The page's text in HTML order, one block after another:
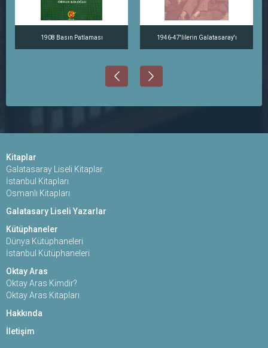
1908 Basın Patlaması 1946-47'lilerin Galatasaray'ı
Kitaplar
Galatasaray Liseli Kitaplar
İstanbul Kitapları
Osmanlı Kitapları
Galatasary Liseli Yazarlar
Kütüphaneler
Dünya Kütüphaneleri
İstanbul Kütüphaneleri
Oktay Aras
Oktay Aras Kimdir?
Oktay Aras Kitapları
Hakkında
İletişim